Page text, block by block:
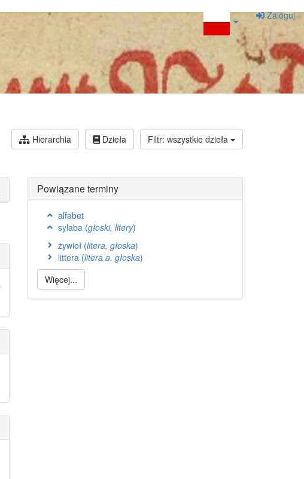
Zaloguj
Hierarchia Dzieła
Filtr: wszystkie dzieła
Powiązane terminy
alfabet
sylaba (głoski, litery)
żywioł (litera, głoska)
littera (litera a. głoska)
Więcej...